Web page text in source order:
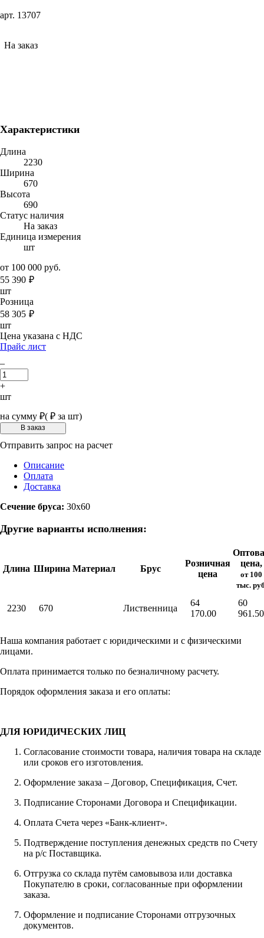
арт. 13707
На заказ
Характеристики
Длина
2230
Ширина
670
Высота
690
Статус наличия
На заказ
Единица измерения
шт
от 100 000 руб.
55 390 ₽
шт
Розница
58 305 ₽
шт
Цена указана с НДС
Прайс лист
–
+
шт
на сумму ₽( ₽ за шт)
Отправить запрос на расчет
Описание
Оплата
Доставка
Сечение бруса: 30х60
Другие варианты исполнения:
Длина Ширина Материал Брус
Розничная
цена
цена,
от 100
тыс.
2230 670 Лиственница
64
170.00
60
961.50
Наша компания работает с юридическими и с физическими
лицами.
Оплата принимается только по безналичному расчету.
Порядок оформления заказа и его оплаты:
ДЛЯ ЮРИДИЧЕСКИХ ЛИЦ
Согласование стоимости товара, наличия товара на складе
или сроков его изготовления.
Оформление заказа – Договор, Спецификация, Счет.
Подписание Сторонами Договора и Спецификации.
Оплата Счета через «Банк-клиент».
Подтверждение поступления денежных средств по Счету
на р/с Поставщика.
Отгрузка со склада путём самовывоза или доставка
Покупателю в сроки, согласованные при оформлении
заказа.
Оформление и подписание Сторонами отгрузочных
документов.